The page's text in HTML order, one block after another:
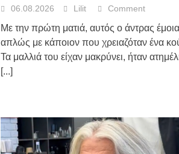
06.08.2026 Lilit Comment
Με την πρώτη ματιά, αυτός ο άντρας
απλώς με κάποιον που χρειαζόταν ένα
Τα μαλλιά του είχαν μακρύνει, ήταν
[...]